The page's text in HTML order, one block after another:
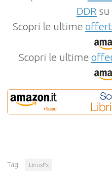
DDR su
Scopri le ultime
Scopri le ultime
Tag: LinuxFx